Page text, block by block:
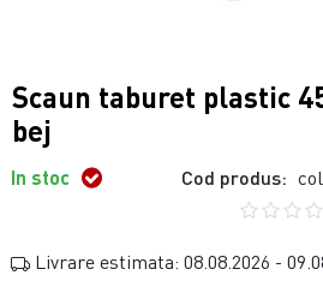
Scaun taburet plastic
bej
In stoc Cod produs:
Livrare estimata: 08.08.2026 -